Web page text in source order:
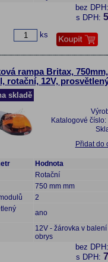
bez
s DPH:
ks
rampa Britax,
rotační, 12V,
skladě
Katalogové číslo:
Přidat do
Hodnota
Rotační
750 mm mm
2
ano
12V - žárovka v balení
obrys
bez
s DPH: